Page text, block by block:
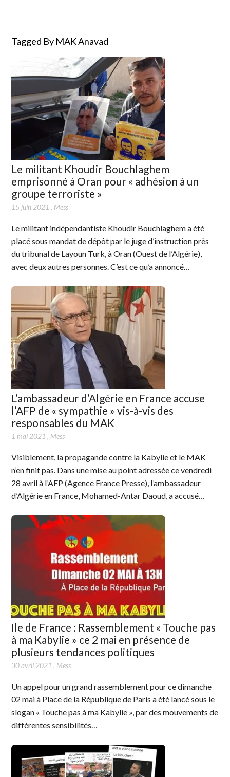
Tagged By MAK Anavad
Le militant Khoudir Bouchlaghem
emprisonné à Oran pour « adhésion à un
groupe terroriste »
15 juin 2021 , Mess
Le militant indépendantiste Khoudir Bouchlaghem a été
placé sous mandat de dépôt par le juge d’instruction près
du tribunal de Layoun Turk, à Oran (Ouest de l’Algérie),
avec deux autres personnes. C’est ce qu’a annoncé…
L’ambassadeur d’Algérie en France accuse
l’AFP de « sympathie » vis-à-vis des
responsables du MAK
1 mai 2021 , Mess
Visiblement, la propagande contre la Kabylie et le MAK
n’en finit pas. Dans une mise au point adressée ce vendredi
28 avril à l’AFP (Agence France Presse), l’ambassadeur
d’Algérie en France, Mohamed-Antar Daoud, a accusé…
Ile de France : Rassemblement « Touche pas
à ma Kabylie » ce 2 mai en présence de
plusieurs tendances politiques
30 avril 2021 , Mess
Un appel pour un grand rassemblement pour ce dimanche
02 mai à Place de la République de Paris a été lancé sous le
slogan « Touche pas à ma Kabylie », par des mouvements de
différentes sensibilités…